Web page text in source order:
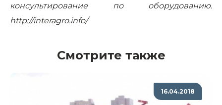
консультирование по оборудованию.
http://interagro.info/
Смотрите также
16.04.2018